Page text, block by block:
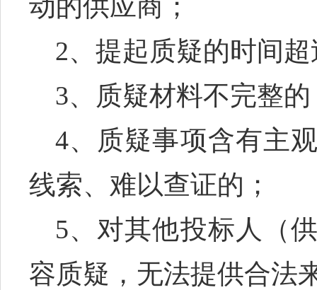
动的供应商；
2、提起质疑的时间
3、质疑材料不完整的
4、质疑事项含有主
线索、难以查证的；
5、对其他投标人（
容质疑，无法提供合法